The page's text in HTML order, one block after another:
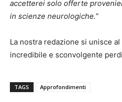
accetterei solo offerte
in scienze neurologiche.”
La nostra redazione si unisce
incredibile e sconvolgente
TAGS Approfondimenti